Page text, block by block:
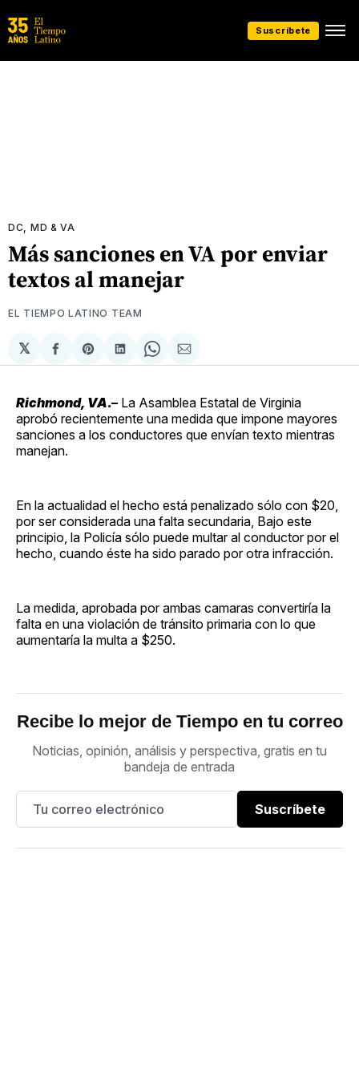
Suscríbete
DC, MD & VA
Más sanciones en VA por enviar
textos al manejar
EL TIEMPO LATINO TEAM
𝕏
Compartir
en
Share
on
Compartir
en
Share
on
Compartir
via
Richmond, VA.– La Asamblea Estatal de Virginia
aprobó recientemente una medida que impone mayores
sanciones a los conductores que envían texto mientras
manejan.
En la actualidad el hecho está penalizado sólo con $20,
por ser considerada una falta secundaria, Bajo este
principio, la Policía sólo puede multar al conductor por el
hecho, cuando éste ha sido parado por otra infracción.
La medida, aprobada por ambas camaras convertiría la
falta en una violación de tránsito primaria con lo que
aumentaría la multa a $250.
Recibe lo mejor de Tiempo en tu correo
Noticias, opinión, análisis y perspectiva, gratis en tu
bandeja de entrada
Suscríbete